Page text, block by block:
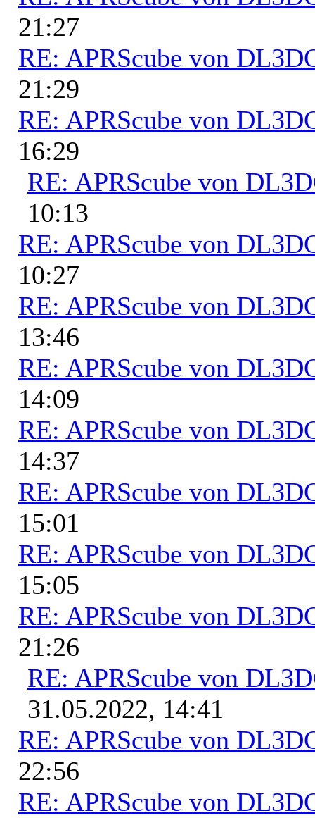
21:27
RE: APRScube von
21:29
RE: APRScube von
16:29
RE: APRScube von
10:13
RE: APRScube von
10:27
RE: APRScube von
13:46
RE: APRScube von
14:09
RE: APRScube von
14:37
RE: APRScube von
15:01
RE: APRScube von
15:05
RE: APRScube von
21:26
RE: APRScube von
31.05.2022, 14:41
RE: APRScube von
22:56
RE: APRScube von